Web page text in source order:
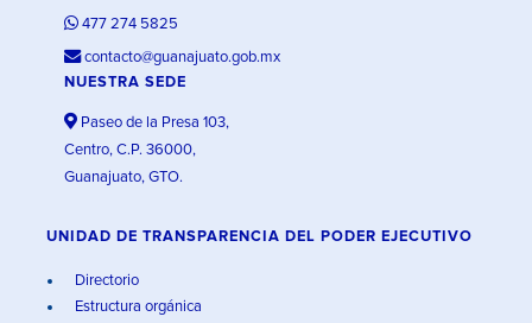
477 274 5825
contacto@guanajuato.gob.mx
NUESTRA SEDE
Paseo de la Presa 103,
Centro, C.P. 36000,
Guanajuato, GTO.
UNIDAD DE TRANSPARENCIA DEL PODER EJECUTIVO
Directorio
Estructura orgánica